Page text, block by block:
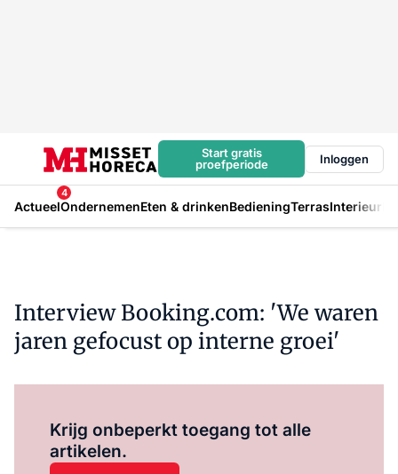
Start gratis
proefperiode
Inloggen
Actueel
4
OndernemenEten & drinkenBedieningTerrasInterieur
Interview Booking.com: 'We waren
jaren gefocust op interne groei'
Krijg onbeperkt toegang tot alle
artikelen.